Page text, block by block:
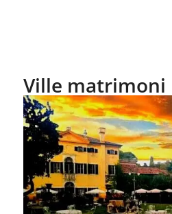
Ville matrimoni